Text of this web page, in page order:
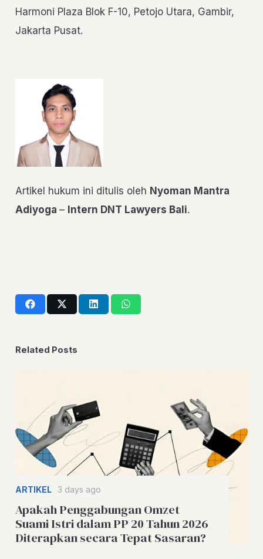
Harmoni Plaza Blok F-10, Petojo Utara, Gambir,
Jakarta Pusat.
Artikel hukum ini ditulis oleh Nyoman Mantra
Adiyoga – Intern DNT Lawyers Bali.
Related Posts
ARTIKEL 3 days ago
Apakah Penggabungan Omzet
Suami Istri dalam PP 20 Tahun 2026
Diterapkan secara Tepat Sasaran?